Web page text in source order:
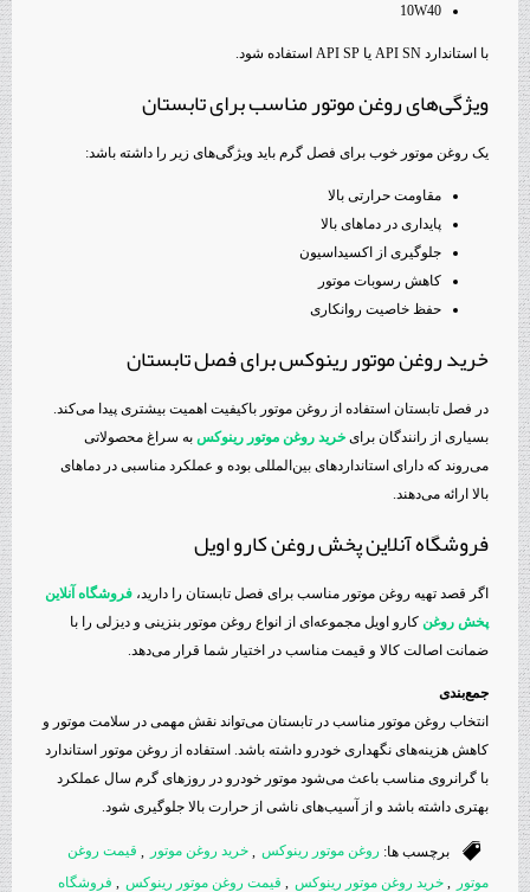
10W40
با استاندارد API SN یا API SP استفاده شود.
ویژگی‌های روغن موتور مناسب برای تابستان
یک روغن موتور خوب برای فصل گرم باید ویژگی‌های زیر را داشته باشد:
مقاومت حرارتی بالا
پایداری در دماهای بالا
جلوگیری از اکسیداسیون
کاهش رسوبات موتور
حفظ خاصیت روانکاری
خرید روغن موتور رینوکس برای فصل تابستان
در فصل تابستان استفاده از روغن موتور باکیفیت اهمیت بیشتری پیدا می‌کند.
بسیاری از رانندگان برای خرید روغن موتور رینوکس به سراغ محصولاتی
می‌روند که دارای استانداردهای بین‌المللی بوده و عملکرد مناسبی در دماهای
بالا ارائه می‌دهند.
فروشگاه آنلاین پخش روغن کارو اویل
اگر قصد تهیه روغن موتور مناسب برای فصل تابستان را دارید، فروشگاه آنلاین
پخش روغن کارو اویل مجموعه‌ای از انواع روغن موتور بنزینی و دیزلی را با
ضمانت اصالت کالا و قیمت مناسب در اختیار شما قرار می‌دهد.
جمع‌بندی
انتخاب روغن موتور مناسب در تابستان می‌تواند نقش مهمی در سلامت موتور و
کاهش هزینه‌های نگهداری خودرو داشته باشد. استفاده از روغن موتور استاندارد
با گرانروی مناسب باعث می‌شود موتور خودرو در روزهای گرم سال عملکرد
بهتری داشته باشد و از آسیب‌های ناشی از حرارت بالا جلوگیری شود.
برچسب ها: روغن موتور رینوکس خرید روغن موتور
قیمت روغن
موتور
خرید روغن موتور رینوکس قیمت روغن موتور رینوکس
فروشگاه